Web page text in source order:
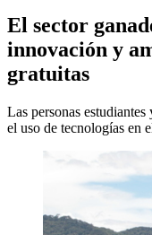
El sector
innovación y
gratuitas
Las personas
el uso de tecnologías en